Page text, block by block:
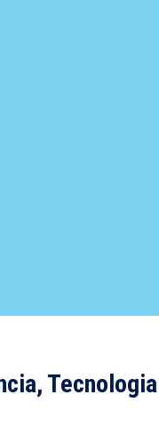
Tecnologia